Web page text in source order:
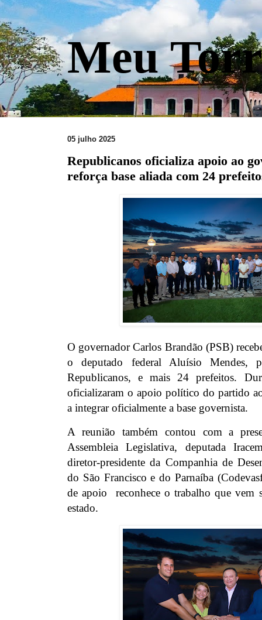
Meu
05 julho 2025
Republicanos oficializa apoio ao
reforça base aliada com 24
O governador Carlos Brandão (PSB)
o deputado federal Aluísio Mendes,
Republicanos, e mais 24 prefeitos.
oficializaram o apoio político do partido
a integrar oficialmente a base governista.
A reunião também contou com a
Assembleia Legislativa, deputada
diretor-presidente da Companhia de
do São Francisco e do Parnaíba
de apoio reconhece o trabalho que vem
estado.